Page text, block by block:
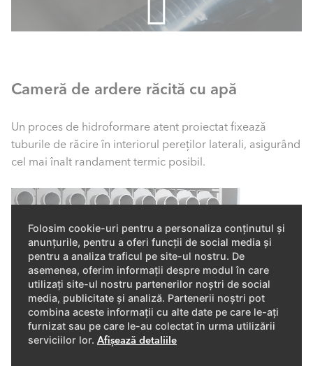
Folosim cookie-uri pentru a personaliza conținutul și
anunțurile, pentru a oferi funcții de social media și
pentru a analiza traficul pe site-ul nostru. De
asemenea, oferim informații despre modul în care
utilizați site-ul nostru partenerilor noștri de social
media, publicitate și analiză. Partenerii noștri pot
combina aceste informații cu alte date pe care le-ați
furnizat sau pe care le-au colectat în urma utilizării
serviciilor lor. Afișează detaliile
Eficiență maximă pe toată durata de
Prin combinarea sistemului unic de arzător cu amestec
prealabil și schimbător de căldură cu sistemele de
control optimizate, TRIGON® XL oferă un randament
ridicat pe toată durata de viață, de până la 110 %.
Țeavă cu aripioare din oțel inoxidabil
sudată cu laser
Tehnologia avansată de sudare cu laser realizată de
roboți reduce la minimum pierderile de căldură dintre
tub și aripioare, asigurând un transfer termic excelent
datorită suprafeței extinse a schimbătorului de căldură.
Cameră de ardere răcită cu apă
Un proces de hidroformare atent proiectat fixează
tuburile de răcire în interiorul pereților laterali, asigurând
cel mai înalt randament termic posibil.